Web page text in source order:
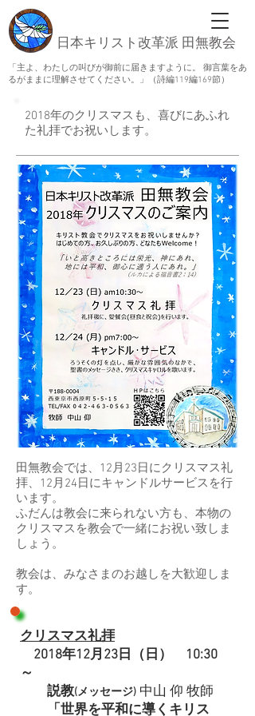
日本キリスト改革派 田無教会
「主よ、わたしの叫びが御前に届きますように。 御言葉をあ
るがままに理解させてください。」（詩編119編169節）
2018年のクリスマスも、喜びにあふれ
た礼拝でお祝いします。
田無教会では、12月23日にクリスマス礼
拝、12月24日にキャンドルサービスを行
います。
ふだんは教会に来られない方も、本物の
クリスマスを教会で一緒にお祝い致しま
しょう。
教会は、みなさまのお越しを大歓迎しま
す。
クリスマス礼拝
2018年12月23日（日） 10:30
～
説教(メッセージ) 中山 仰 牧師
「世界を平和に導くキリス